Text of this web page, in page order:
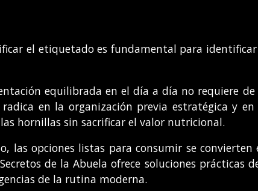
el etiquetado es fundamental para
equilibrada en el día a día no requiere
en la organización previa estratégica y
hornillas sin sacrificar el valor nutricional.
las opciones listas para consumir se
de la Abuela ofrece soluciones
de la rutina moderna.